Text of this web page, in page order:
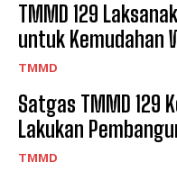
TMMD 129
untuk Kemudahan
TMMD
Satgas TMMD 129
Lakukan
TMMD